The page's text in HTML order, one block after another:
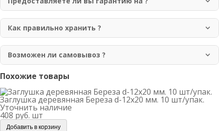
по телефону +7 (499) 755-98-41.
Да, мы предоставляем гарантию 12 месяцев на всю
нашу продукцию. Гарантия покрывает
производственные дефекты и нарушения качества
материалов.
Как правильно хранить ?
Рекомендуется хранить в сухом, хорошо
проветриваемом помещении, защищенном от прямых
солнечных лучей и атмосферных осадков. Изделия
должны располагаться на ровной поверхности.
Возможен ли самовывоз ?
Москва, Новомосковский административный округ,
район Коммунарка, улица Адмирала Корнилова, 88,
корп. 8. Перед приездом обязательно согласуйте время
с менеджером.
Похожие товары
Заглушка деревянная Береза d-12х20 мм. 10 шт/упак.
Заглушка деревянная Береза d-12х20 мм. 10 шт/упак.
Уточнить наличие
408 руб. шт
Добавить в корзину